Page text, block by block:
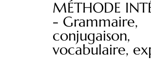
MÉTHODE
- Grammaire,
conjugaison,
vocabulaire,